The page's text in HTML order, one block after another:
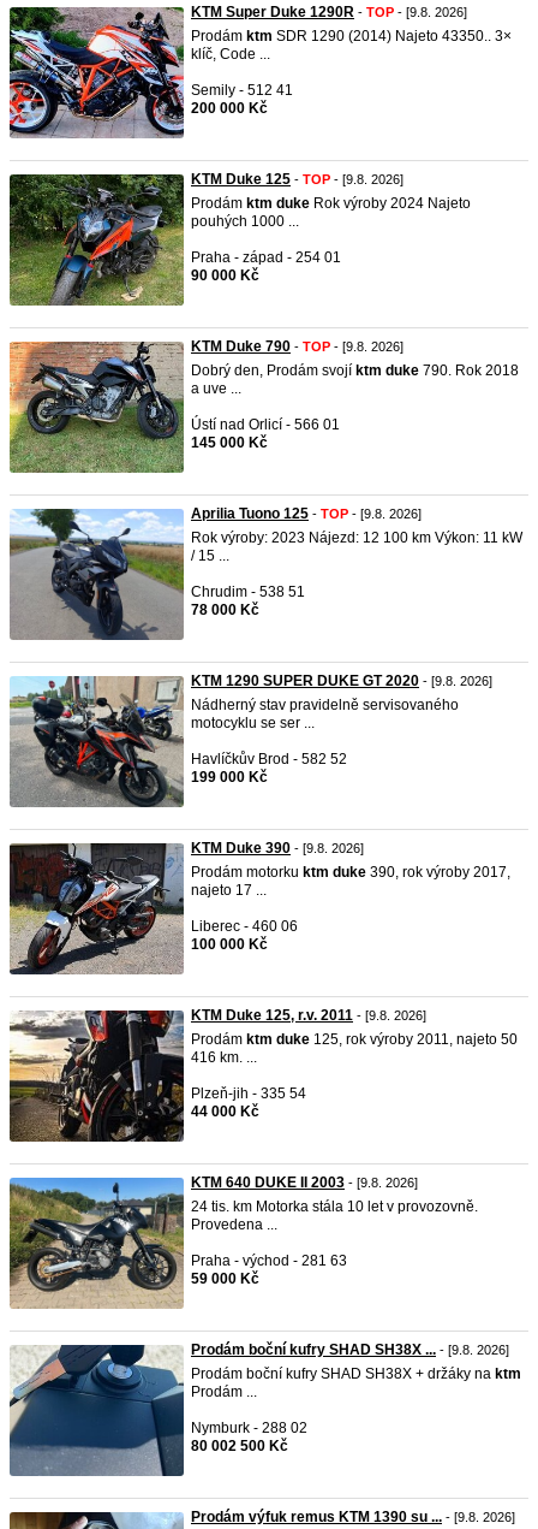
KTM Super Duke 1290R - TOP - [9.8. 2026]
Prodám ktm SDR 1290 (2014) Najeto 43350.. 3×
klíč, Code ...
Semily - 512 41
200 000 Kč
KTM Duke 125 - TOP - [9.8. 2026]
Prodám ktm duke Rok výroby 2024 Najeto
pouhých 1000 ...
Praha - západ - 254 01
90 000 Kč
KTM Duke 790 - TOP - [9.8. 2026]
Dobrý den, Prodám svojí ktm duke 790. Rok 2018
a uve ...
Ústí nad Orlicí - 566 01
145 000 Kč
Aprilia Tuono 125 - TOP - [9.8. 2026]
Rok výroby: 2023 Nájezd: 12 100 km Výkon: 11 kW
/ 15 ...
Chrudim - 538 51
78 000 Kč
KTM 1290 SUPER DUKE GT 2020 - [9.8. 2026]
Nádherný stav pravidelně servisovaného
motocyklu se ser ...
Havlíčkův Brod - 582 52
199 000 Kč
KTM Duke 390 - [9.8. 2026]
Prodám motorku ktm duke 390, rok výroby 2017,
najeto 17 ...
Liberec - 460 06
100 000 Kč
KTM Duke 125, r.v. 2011 - [9.8. 2026]
Prodám ktm duke 125, rok výroby 2011, najeto 50
416 km. ...
Plzeň-jih - 335 54
44 000 Kč
KTM 640 DUKE II 2003 - [9.8. 2026]
24 tis. km Motorka stála 10 let v provozovně.
Provedena ...
Praha - východ - 281 63
59 000 Kč
Prodám boční kufry SHAD SH38X ... - [9.8. 2026]
Prodám boční kufry SHAD SH38X + držáky na ktm
Prodám ...
Nymburk - 288 02
80 002 500 Kč
Prodám výfuk remus KTM 1390 su ... - [9.8. 2026]